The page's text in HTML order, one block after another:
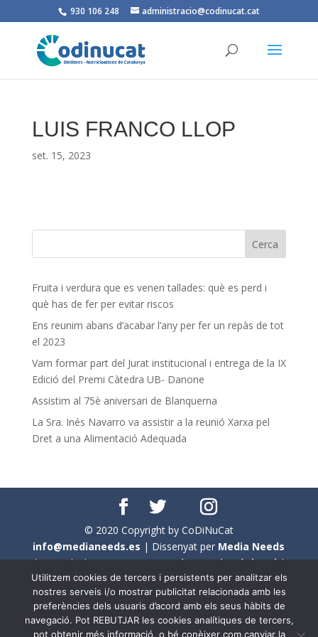
930 106 248 administracio@codinucat.cat
LUIS FRANCO LLOP
set. 15, 2023
Fruita i verdura que es venen tallades: què es perd i
què has de fer per evitar riscos
Ens reunim abans d’acabar l’any per fer un repàs de tot
el 2023
Vam formar part del Jurat institucional i entrega de la IX
Edició del Premi Càtedra UB- Danone
Assistim al 75è aniversari de Blanquerna
La Sra. Inés Navarro va assistir a la reunió Xarxa pel
Dret a una Alimentació Adequada
© 2020 Copyright by CoDiNuCat
info@medianeeds.es | Dissenyat per Media Needs
| Tots els drets reservats aCoDiNuCat |Avís legal|
Avís per cookies
En aquest web s'ha tingut en compte l'ús no sexista del
llenguatge. No obstant això, i a causa de la seva
Utilitzem cookies de tercers i persistents per analitzar els
nostres serveis i/o mostrar publicitat relacionada amb les
preferències dels usuaris d’acord amb els seus hàbits de
navegació. Pot REBUTJAR les cookies analítiques de tercers,
pot obtenir més informació, o bé conèixer com canviar la